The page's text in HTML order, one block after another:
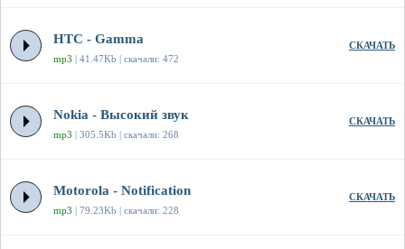
HTC - Gamma
mp3 | 41.47Kb | скачали: 472
СКАЧАТЬ
Nokia - Высокий звук
mp3 | 305.5Kb | скачали: 268
СКАЧАТЬ
Motorola - Notification
mp3 | 79.23Kb | скачали: 228
СКАЧАТЬ